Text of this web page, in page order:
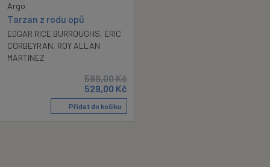
Argo
Tarzan z rodu opů
EDGAR RICE BURROUGHS, ERIC
CORBEYRAN, ROY ALLAN
MARTINEZ
588,00Kč
529,00 Kč
Přidat do košíku